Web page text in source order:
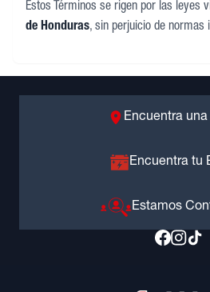
Estos Términos se rigen por las leyes
de Honduras, sin perjuicio de normas
Encuentra
Encuentra tu
Estamos